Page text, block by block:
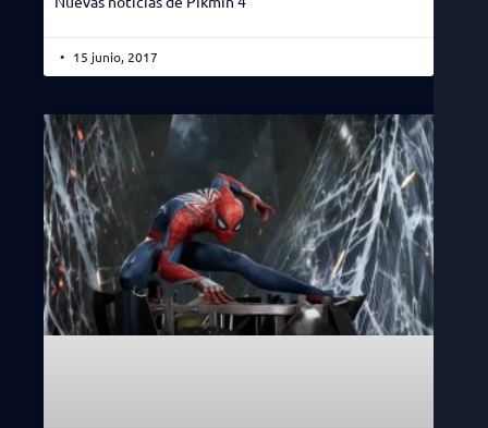
15 junio, 2017